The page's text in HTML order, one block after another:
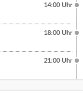
14:00 Uhr
18:00 Uhr
21:00 Uhr